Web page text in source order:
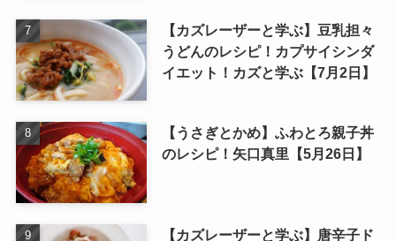
【カズレーザーと学ぶ】豆乳担々
うどんのレシピ！カプサイシンダ
イエット！カズと学ぶ【7月2日】
【うさぎとかめ】ふわとろ親子丼
のレシピ！矢口真里【5月26日】
【カズレーザーと学ぶ】唐辛子ド